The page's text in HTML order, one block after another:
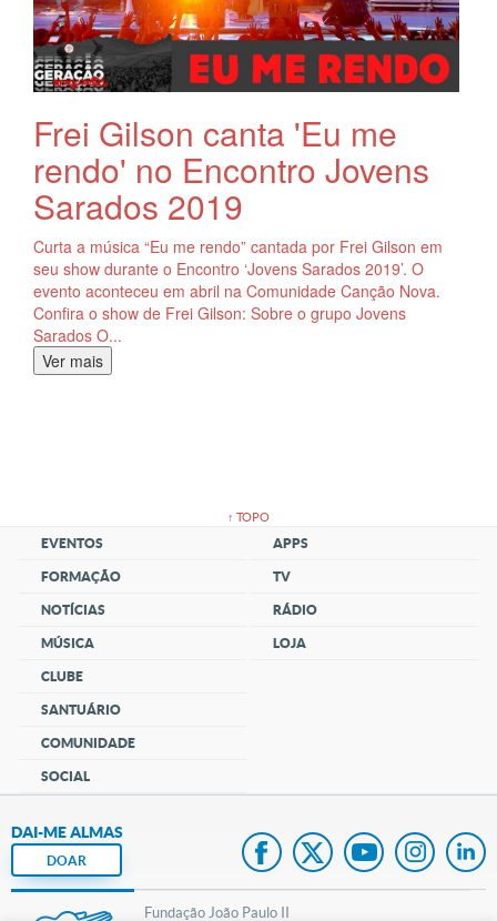
Frei Gilson canta 'Eu me
rendo' no Encontro Jovens
Sarados 2019
Curta a música “Eu me rendo” cantada por Frei Gilson em
seu show durante o Encontro ‘Jovens Sarados 2019’. O
evento aconteceu em abril na Comunidade Canção Nova.
Confira o show de Frei Gilson: Sobre o grupo Jovens
Sarados O...
Ver mais
↑ TOPO
EVENTOS
FORMAÇÃO
NOTÍCIAS
MÚSICA
CLUBE
SANTUÁRIO
COMUNIDADE
SOCIAL
APPS
TV
RÁDIO
LOJA
DAI-ME ALMAS
DOAR
Fundação João Paulo II